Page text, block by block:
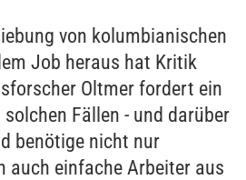
von kolumbianischen
Job heraus hat Kritik
Oltmer fordert ein
Fällen - und darüber
benötige nicht nur
auch einfache Arbeiter aus